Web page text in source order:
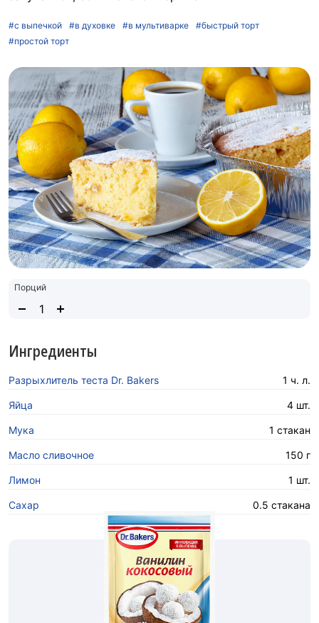
#с выпечкой #в духовке #в мультиварке
#быстрый торт
#простой торт
Порций
Ингредиенты
Разрыхлитель теста Dr. Bakers 1 ч. л.
Яйца 4 шт.
Мука 1 стакан
Масло сливочное 150 г
Лимон 1 шт.
Сахар 0.5 стакана